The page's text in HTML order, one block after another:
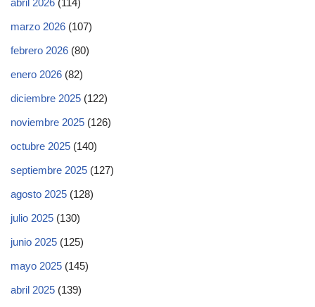
abril 2026 (114)
marzo 2026 (107)
febrero 2026 (80)
enero 2026 (82)
diciembre 2025 (122)
noviembre 2025 (126)
octubre 2025 (140)
septiembre 2025 (127)
agosto 2025 (128)
julio 2025 (130)
junio 2025 (125)
mayo 2025 (145)
abril 2025 (139)